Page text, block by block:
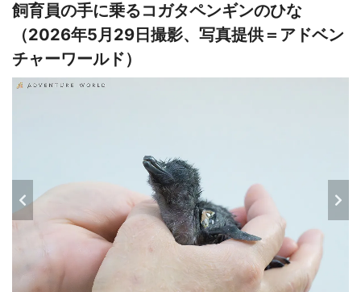
飼育員の手に乗るコガタペンギンのひな
（2026年5月29日撮影、写真提供＝アドベン
チャーワールド）